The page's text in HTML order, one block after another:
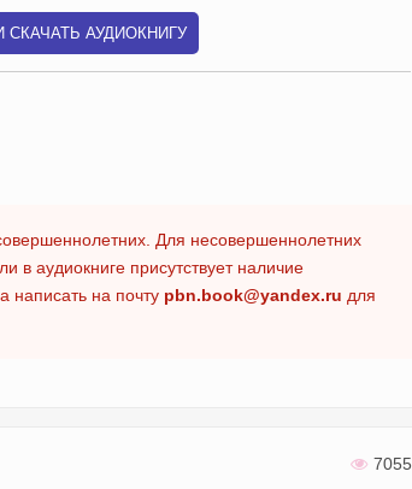
СКАЧАТЬ АУДИОКНИГУ
Для несовершеннолетних
в аудиокниге присутствует наличие
написать на почту pbn.book@yandex.ru для
7055